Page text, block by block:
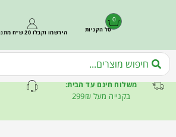
0
סל הקניות הירשמו וקבלו 20 ש״ח מתנה
משלוח חינם עד הבית:
בקנייה מעל 299₪